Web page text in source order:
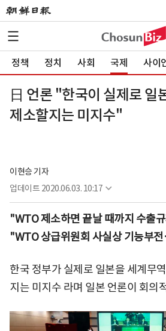
정책 정치 사회 국제 사이
日 언론 "한국이 실제로 일
제소할지는 미지수"
이현승 기자
업데이트 2020.06.03. 10:17
"WTO 제소하면 끝날 때까지 수출
"WTO 상급위원회 사실상 기능부
한국 정부가 실제로 일본을 세계무
지는 미지수 라며 일본 언론이 회의